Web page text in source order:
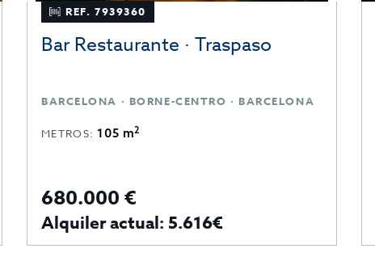
REF. 7939360
Bar Restaurante · Traspaso
BARCELONA · BORNE-CENTRO · BARCELONA
METROS: 105 m2
680.000 €
Alquiler actual: 5.616€